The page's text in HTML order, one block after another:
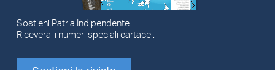
Sostieni Patria Indipendente.
Riceverai i numeri speciali cartacei.